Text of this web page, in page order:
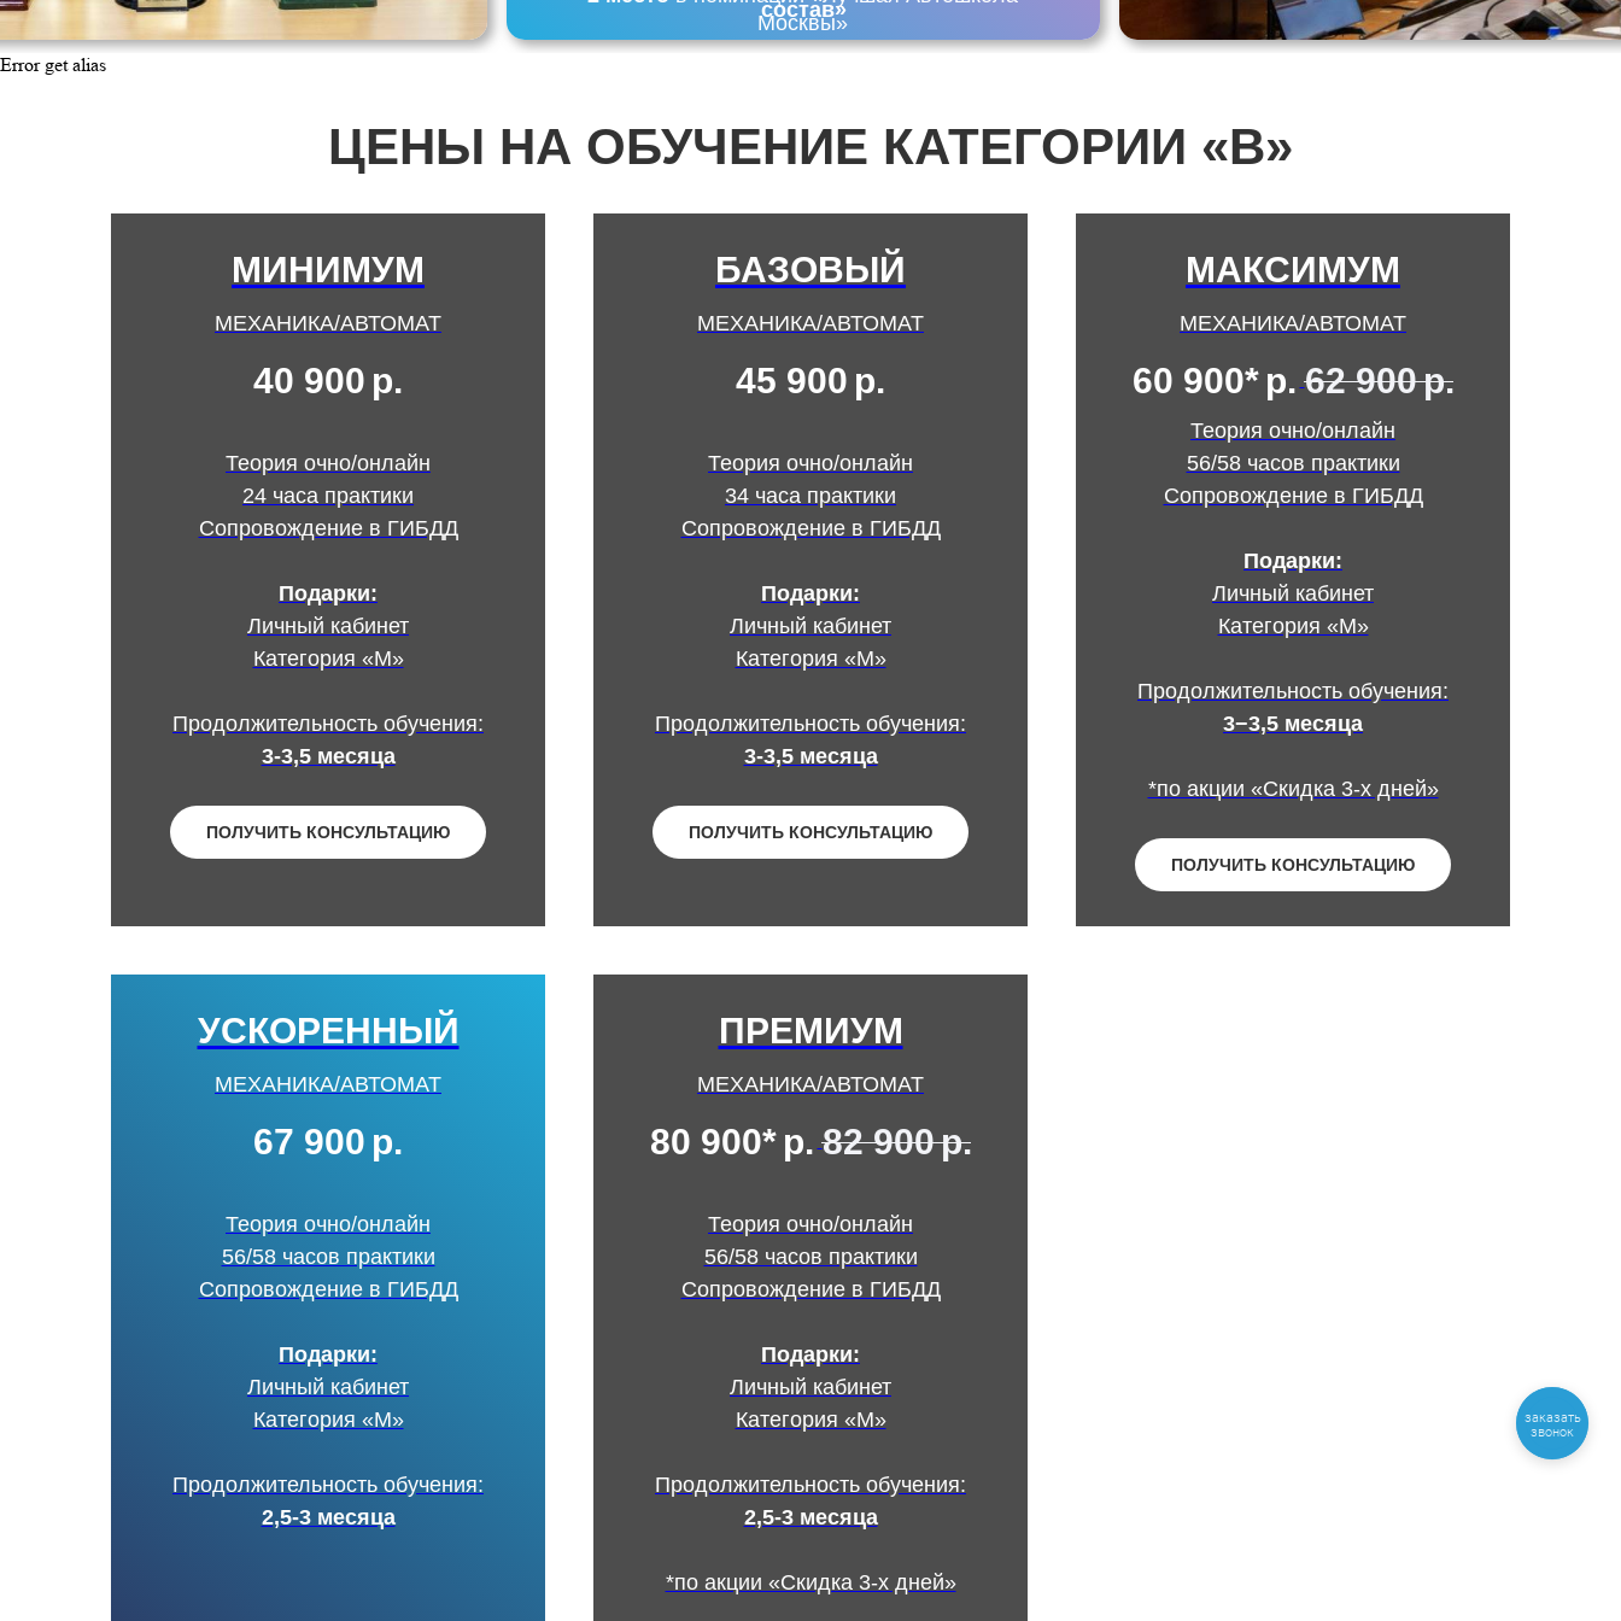
состав»
Москвы»
Error get alias
ЦЕНЫ НА ОБУЧЕНИЕ КАТЕГОРИИ «В»
МИНИМУМ
МЕХАНИКА/АВТОМАТ
40 900 р.
Теория очно/онлайн
24 часа практики
Сопровождение в ГИБДД
Подарки:
Личный кабинет
Категория «М»
Продолжительность обучения:
3-3,5 месяца
ПОЛУЧИТЬ КОНСУЛЬТАЦИЮ
БАЗОВЫЙ
МЕХАНИКА/АВТОМАТ
45 900 р.
Теория очно/онлайн
34 часа практики
Сопровождение в ГИБДД
Подарки:
Личный кабинет
Категория «М»
Продолжительность обучения:
3-3,5 месяца
ПОЛУЧИТЬ КОНСУЛЬТАЦИЮ
МАКСИМУМ
МЕХАНИКА/АВТОМАТ
60 900* р. 62 900р.
Теория очно/онлайн
56/58 часов практики
Сопровождение в ГИБДД
Подарки:
Личный кабинет
Категория «М»
Продолжительность обучения:
3−3,5 месяца
*по акции «Скидка 3-х дней»
ПОЛУЧИТЬ КОНСУЛЬТАЦИЮ
УСКОРЕННЫЙ
МЕХАНИКА/АВТОМАТ
67 900 р.
Теория очно/онлайн
56/58 часов практики
Сопровождение в ГИБДД
Подарки:
Личный кабинет
Категория «М»
Продолжительность обучения:
2,5-3 месяца
ПРЕМИУМ
МЕХАНИКА/АВТОМАТ
80 900* р. 82 900р.
Теория очно/онлайн
56/58 часов практики
Сопровождение в ГИБДД
Подарки:
Личный кабинет
Категория «М»
Продолжительность обучения:
2,5-3 месяца
*по акции «Скидка 3-х дней»